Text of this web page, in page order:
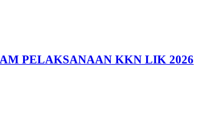
PELAKSANAAN KKN LIK 2026